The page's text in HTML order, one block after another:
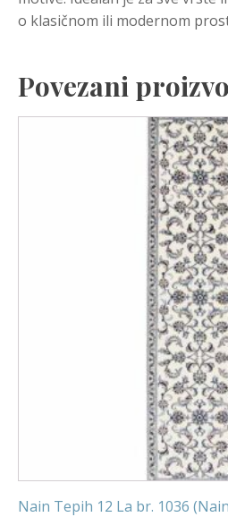
o klasičnom ili modernom
Povezani
Nain Tepih 12 La br. 1036